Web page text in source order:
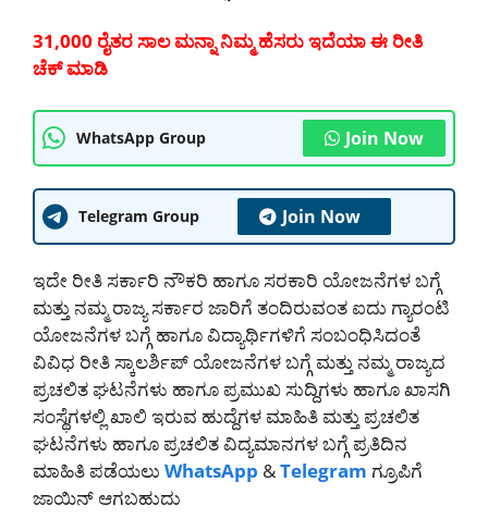
31,000 ರೈತರ ಸಾಲ ಮನ್ನಾ ನಿಮ್ಮ ಹೆಸರು ಇದೆಯಾ ಈ ರೀತಿ
ಚೆಕ್ ಮಾಡಿ
WhatsApp Group Join Now
Telegram Group Join Now
ಇದೇ ರೀತಿ ಸರ್ಕಾರಿ ನೌಕರಿ ಹಾಗೂ ಸರಕಾರಿ ಯೋಜನೆಗಳ ಬಗ್ಗೆ
ಮತ್ತು ನಮ್ಮ ರಾಜ್ಯ ಸರ್ಕಾರ ಜಾರಿಗೆ ತಂದಿರುವಂತ ಐದು ಗ್ಯಾರಂಟಿ
ಯೋಜನೆಗಳ ಬಗ್ಗೆ ಹಾಗೂ ವಿದ್ಯಾರ್ಥಿಗಳಿಗೆ ಸಂಬಂಧಿಸಿದಂತೆ
ವಿವಿಧ ರೀತಿ ಸ್ಕಾಲರ್ಶಿಪ್ ಯೋಜನೆಗಳ ಬಗ್ಗೆ ಮತ್ತು ನಮ್ಮ ರಾಜ್ಯದ
ಪ್ರಚಲಿತ ಘಟನೆಗಳು ಹಾಗೂ ಪ್ರಮುಖ ಸುದ್ದಿಗಳು ಹಾಗೂ ಖಾಸಗಿ
ಸಂಸ್ಥೆಗಳಲ್ಲಿ ಖಾಲಿ ಇರುವ ಹುದ್ದೆಗಳ ಮಾಹಿತಿ ಮತ್ತು ಪ್ರಚಲಿತ
ಘಟನೆಗಳು ಹಾಗೂ ಪ್ರಚಲಿತ ವಿದ್ಯಮಾನಗಳ ಬಗ್ಗೆ ಪ್ರತಿದಿನ
ಮಾಹಿತಿ ಪಡೆಯಲು WhatsApp &Telegram ಗ್ರೂಪಿಗೆ
ಜಾಯಿನ್ ಆಗಬಹುದು